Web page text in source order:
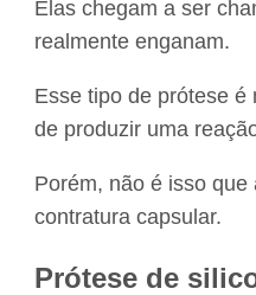
Elas chegam a ser
realmente enganam.
Esse tipo de prótese
de produzir uma
Porém, não é isso
contratura capsular.
Prótese de